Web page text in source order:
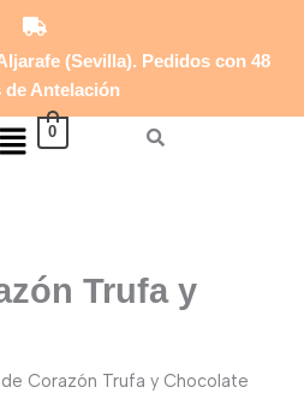
(Sevilla). Pedidos con 48
de Antelación
Menú
0
Trufa y
Corazón Trufa y Chocolate